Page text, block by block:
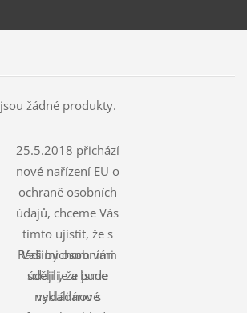
žádné produkty.
25.5.2018 přichází
nové nařízení EU o
ochraně osobních
údajů, chceme Vás
tímto ujistit, že s
Vašimi osobními
údaji je a bude
nakládáno s
Rádi bychom vám
sdělili, že jsme
vydali nové